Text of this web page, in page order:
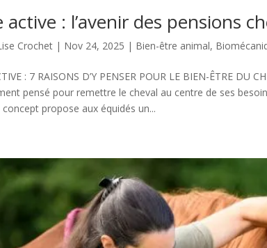
active : l’avenir des pensions
Crochet | Nov 24, 2025 | Bien-être animal,
: 7 RAISONS D’Y PENSER POUR LE BIEN-ÊTRE
pensé pour remettre le cheval au centre de ses
propose aux équidés un...